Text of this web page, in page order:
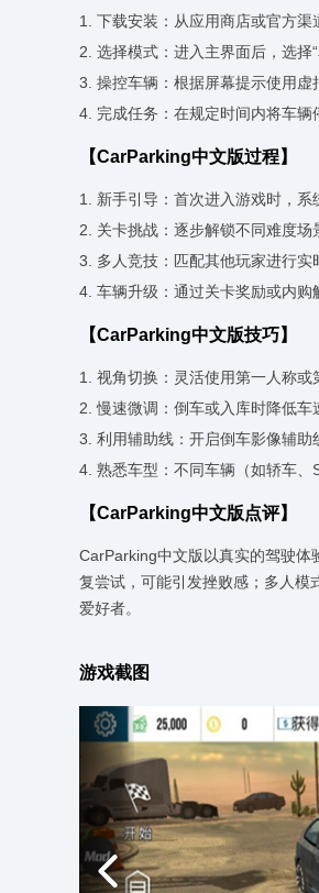
1. 下载安装：从应用商店或官方渠
2. 选择模式：进入主界面后，选择“
3. 操控车辆：根据屏幕提示使用虚
4. 完成任务：在规定时间内将车辆
【CarParking中文版过程】
1. 新手引导：首次进入游戏时，系
2. 关卡挑战：逐步解锁不同难度场
3. 多人竞技：匹配其他玩家进行实
4. 车辆升级：通过关卡奖励或内购
【CarParking中文版技巧】
1. 视角切换：灵活使用第一人称或
2. 慢速微调：倒车或入库时降低车
3. 利用辅助线：开启倒车影像辅助
4. 熟悉车型：不同车辆（如轿车、
【CarParking中文版点评】
CarParking中文版以真实的驾驶体
复尝试，可能引发挫败感；多人模
爱好者。
游戏截图